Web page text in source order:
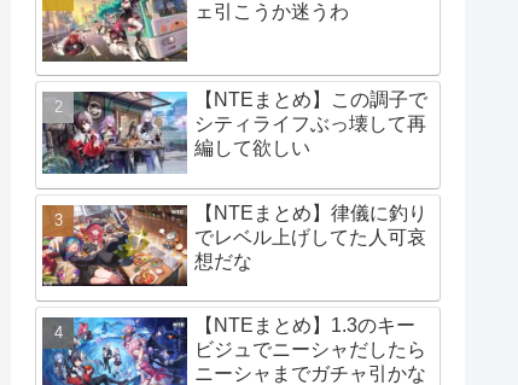
ェ引こうか迷うわ
【NTEまとめ】この調子で
シティライフぶっ壊して再
編して欲しい
【NTEまとめ】律儀に釣り
でレベル上げしてた人可哀
想だな
【NTEまとめ】1.3のキー
ビジュでニーシャだしたら
ニーシャまでガチャ引かな